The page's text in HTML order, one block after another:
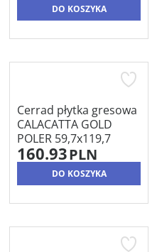
DO KOSZYKA
Cerrad płytka gresowa
CALACATTA GOLD
POLER 59,7x119,7
160.93PLN
DO KOSZYKA